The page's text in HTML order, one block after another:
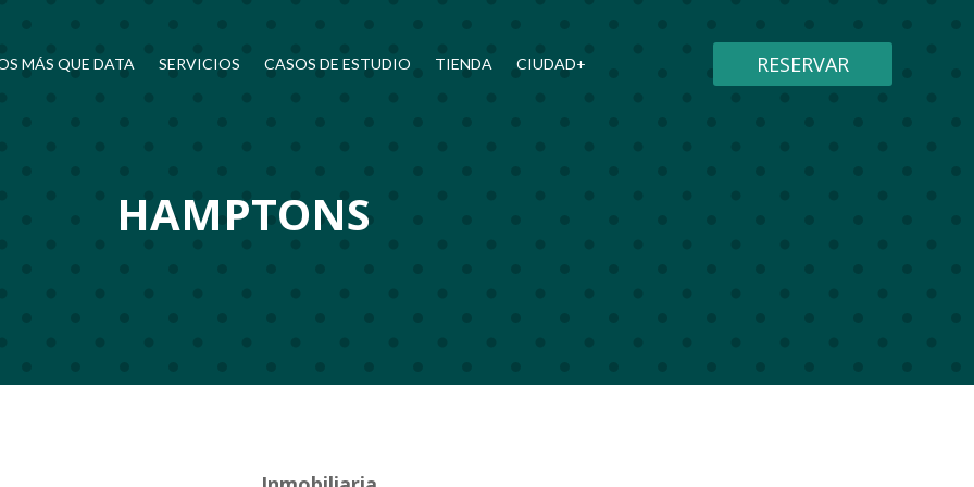
MÁS QUE DATA SERVICIOS CASOS DE ESTUDIO TIENDA CIUDAD+ RESERVAR
HAMPTONS